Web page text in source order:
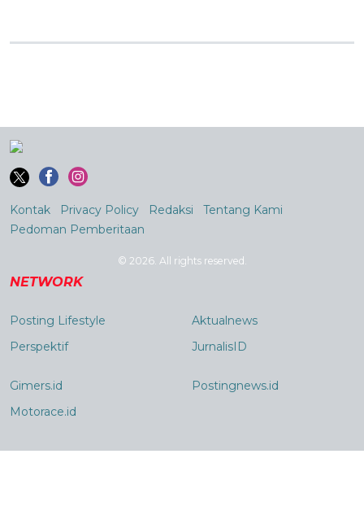
Kontak Privacy Policy Redaksi
Tentang Kami
Pedoman Pemberitaan
© 2026. All rights reserved.
NETWORK
Posting Lifestyle
Perspektif
Aktualnews
JurnalisID
Gimers.id
Motorace.id
Postingnews.id